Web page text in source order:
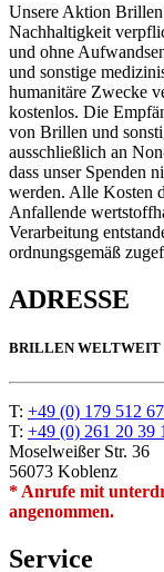
Unsere Aktion
Nachhaltigkeit
und ohne
und sonstige
humanitäre Zwecke
kostenlos. Die
von Brillen und
ausschließlich an
dass unser Spenden
werden. Alle Kosten
Anfallende
Verarbeitung
ordnungsgemäß
ADRESSE
BRILLEN WELTWEIT
T: +49 (0) 179 512
T: +49 (0) 261 20 39
Moselweißer Str. 36
56073 Koblenz
* Anrufe mit
angenommen.
Service